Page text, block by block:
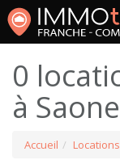
0
à Saone
Accueil Locations